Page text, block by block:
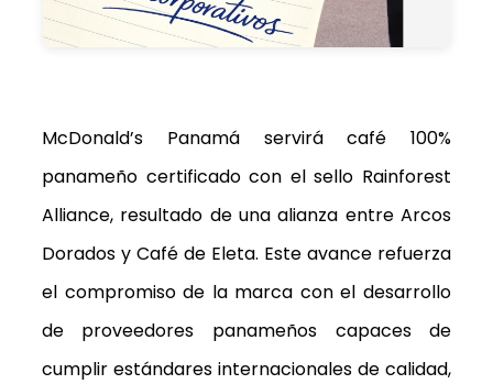
McDonald’s Panamá servirá café 100%
panameño certificado con el sello Rainforest
Alliance, resultado de una alianza entre Arcos
Dorados y Café de Eleta. Este avance refuerza
el compromiso de la marca con el desarrollo
de proveedores panameños capaces de
cumplir estándares internacionales de calidad,